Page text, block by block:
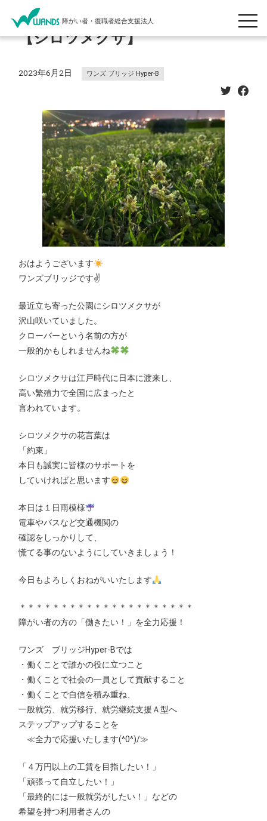
障がい者・復職者総合支援法人
【シロツメクサ】
2023年6月2日 ワンズ ブリッジ Hyper-B
おはようございます
ワンズブリッジです✌️
最近立ち寄った公園にシロツメクサが
沢山咲いていました。
クローバーという名前の方が
一般的かもしれませんね
シロツメクサは江戸時代に日本に渡来し、
高い繁殖力で全国に広まったと
言われています。
シロツメクサの花言葉は
「約束」
本日も誠実に皆様のサポートを
していければと思います
本日は１日雨模様
電車やバスなど交通機関の
確認をしっかりして、
慌てる事のないようにしていきましょう！
今日もよろしくおねがいいたします
＊＊＊＊＊＊＊＊＊＊＊＊＊＊＊＊＊＊＊＊＊
障がい者の方の「働きたい！」を全力応援！
ワンズ ブリッジHyper-Bでは
・働くことで誰かの役に立つこと
・働くことで社会の一員として貢献すること
・働くことで自信を積み重ね、
一般就労、就労移行、就労継続支援Ａ型へ
ステップアップすることを
≪全力で応援いたします(^0^)/≫
「４万円以上の工賃を目指したい！」
「頑張って自立したい！」
「最終的には一般就労がしたい！」などの
希望を持つ利用者さんの